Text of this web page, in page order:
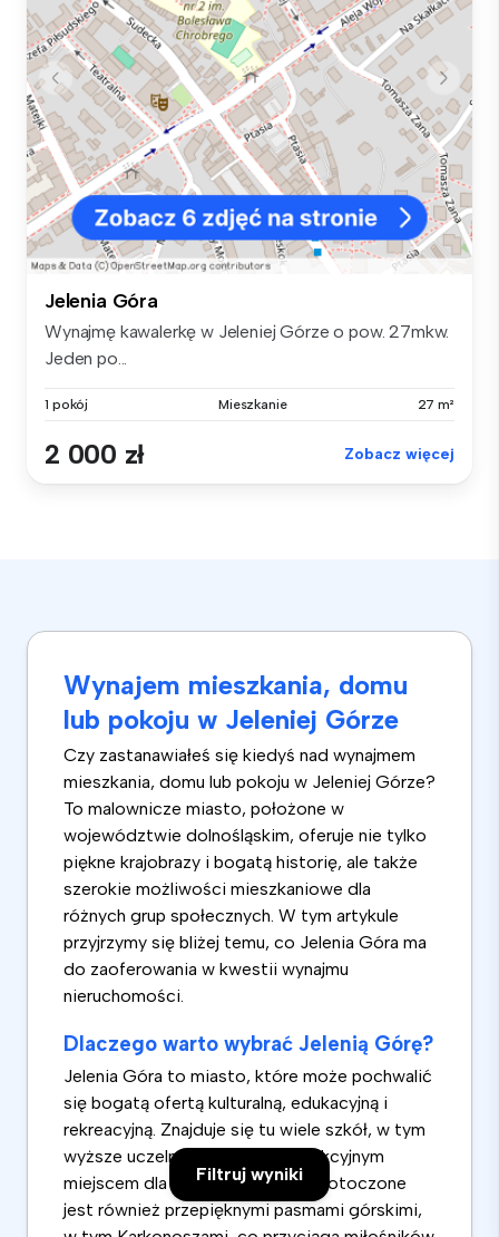
Filtruj wyniki
Jelenia Góra
Wynajmę kawalerkę w Jeleniej Górze o pow. 27mkw.
Jeden po...
1 pokój Mieszkanie 27 m²
2 000 zł Zobacz więcej
Wynajem mieszkania, domu
lub pokoju w Jeleniej Górze
Czy zastanawiałeś się kiedyś nad wynajmem
mieszkania, domu lub pokoju w Jeleniej Górze?
To malownicze miasto, położone w
województwie dolnośląskim, oferuje nie tylko
piękne krajobrazy i bogatą historię, ale także
szerokie możliwości mieszkaniowe dla
różnych grup społecznych. W tym artykule
przyjrzymy się bliżej temu, co Jelenia Góra ma
do zaoferowania w kwestii wynajmu
nieruchomości.
Dlaczego warto wybrać Jelenią Górę?
Jelenia Góra to miasto, które może pochwalić
się bogatą ofertą kulturalną, edukacyjną i
rekreacyjną. Znajduje się tu wiele szkół, w tym
wyższe uczelnie, co czyni je atrakcyjnym
miejscem dla studentów. Miasto otoczone
jest również przepięknymi pasmami górskimi,